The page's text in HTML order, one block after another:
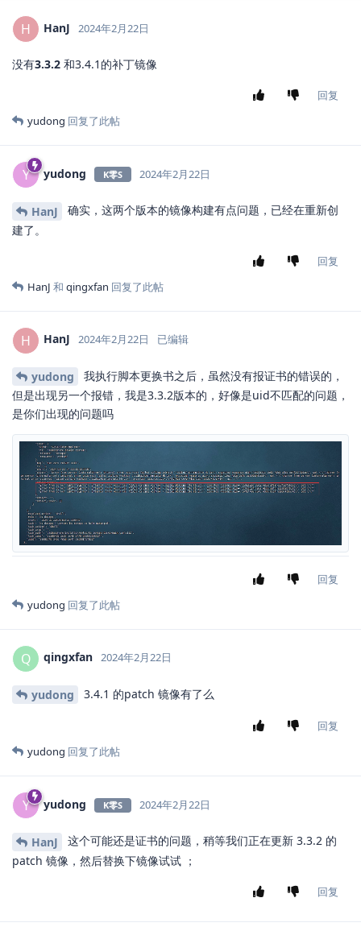
H HanJ 2024年2月22日
没有3.3.2 和3.4.1的补丁镜像
回复
yudong 回复了此帖
Y yudong K零S 2024年2月22日
HanJ
确实，这两个版本的镜像构建有点问题，已经在重新创
建了。
回复
HanJ 和 qingxfan 回复了此帖
H HanJ 2024年2月22日 已编辑
yudong
我执行脚本更换书之后，虽然没有报证书的错误的，
但是出现另一个报错，我是3.3.2版本的，好像是uid不匹配的问题，
是你们出现的问题吗
回复
yudong 回复了此帖
Q qingxfan 2024年2月22日
yudong 3.4.1 的patch 镜像有了么
回复
yudong 回复了此帖
Y yudong K零S 2024年2月22日
HanJ
这个可能还是证书的问题，稍等我们正在更新 3.3.2 的
patch 镜像，然后替换下镜像试试 ；
回复